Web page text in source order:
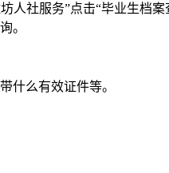
社服务”点击“毕业生档案
。
什么有效证件等。